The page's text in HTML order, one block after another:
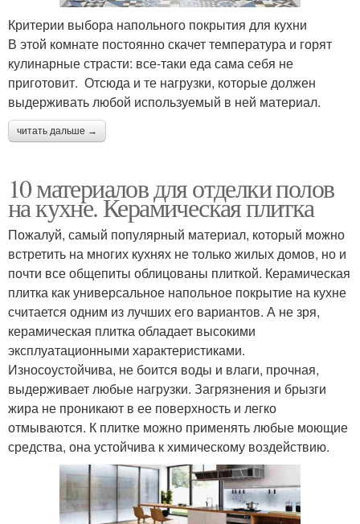
Критерии выбора напольного покрытия для кухни
В этой комнате постоянно скачет температура и горят
кулинарные страсти: все-таки еда сама себя не
приготовит. Отсюда и те нагрузки, которые должен
выдерживать любой используемый в ней материал.
читать дальше →
10 материалов для отделки полов
на кухне. Керамическая плитка
Пожалуй, самый популярный материал, который можно
встретить на многих кухнях не только жилых домов, но и
почти все общепиты облицованы плиткой. Керамическая
плитка как универсальное напольное покрытие на кухне
считается одним из лучших его вариантов. А не зря,
керамическая плитка обладает высокими
эксплуатационными характеристиками.
Износоустойчива, не боится воды и влаги, прочная,
выдерживает любые нагрузки. Загрязнения и брызги
жира не проникают в ее поверхность и легко
отмываются. К плитке можно применять любые моющие
средства, она устойчива к химическому воздействию.